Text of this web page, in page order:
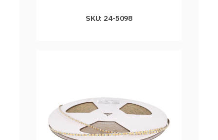
SKU: 24-5098